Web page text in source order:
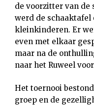
de voorzitter van de
werd de schaaktafel
kleinkinderen. Er
even met elkaar
maar na de
naar het Ruweel
Het toernooi
groep en de